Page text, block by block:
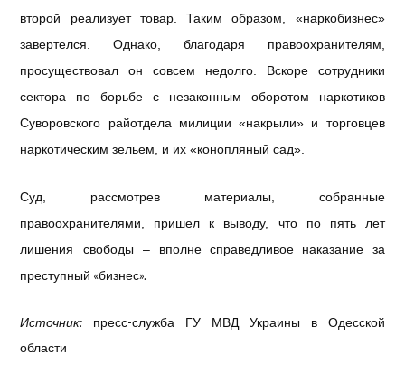
второй реализует товар. Таким образом, «наркобизнес»
завертелся. Однако, благодаря правоохранителям,
просуществовал он совсем недолго. Вскоре сотрудники
сектора по борьбе с незаконным оборотом наркотиков
Суворовского райотдела милиции «накрыли» и торговцев
наркотическим зельем, и их «конопляный сад».
Суд, рассмотрев материалы, собранные
правоохранителями, пришел к выводу, что по пять лет
лишения свободы – вполне справедливое наказание за
преступный «бизнес».
Источник: пресс-служба ГУ МВД Украины в Одесской
области